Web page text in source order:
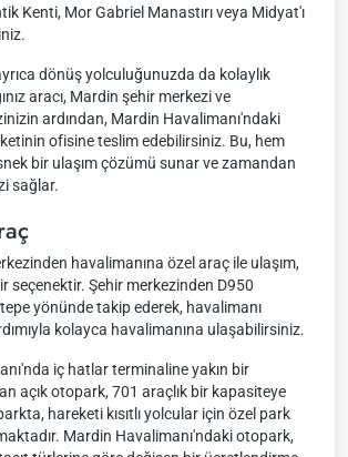
Kenti, Mor Gabriel Manastırı veya Midyat'ı
dönüş yolculuğunuzda da kolaylık
aracı, Mardin şehir merkezi ve
ardından, Mardin Havalimanı'ndaki
ofisine teslim edebilirsiniz. Bu, hem
bir ulaşım çözümü sunar ve zamandan
sağlar.
havalimanına özel araç ile ulaşım,
seçenektir. Şehir merkezinden D950
yönünde takip ederek, havalimanı
kolayca havalimanına ulaşabilirsiniz.
iç hatlar terminaline yakın bir
açık otopark, 701 araçlık bir kapasiteye
hareketi kısıtlı yolcular için özel park
Mardin Havalimanı'ndaki otopark,